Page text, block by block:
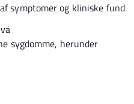
symptomer og kliniske fund
sygdomme, herunder